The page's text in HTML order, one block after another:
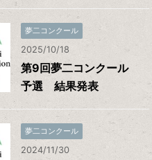
夢二コンクール
2025/10/18
第9回夢二コンクール
予選 結果発表
夢二コンクール
2024/11/30